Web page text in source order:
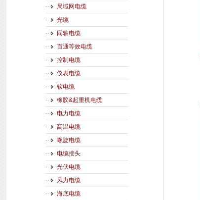
局域网电缆
光缆
同轴电缆
百通等效电缆
控制电缆
仪表电缆
软电缆
橡胶&起重机电缆
电力电缆
高温电缆
螺旋电缆
电缆接头
光伏电缆
风力电缆
海底电缆